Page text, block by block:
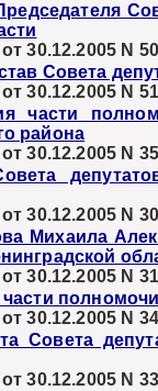
30.12.2005 N 50
Совета
30.12.2005 N 51
части
района
30.12.2005 N 35
30.12.2005 N 30
Михаила
30.12.2005 N 31
30.12.2005 N 34
Совета
30.12.2005 N 33